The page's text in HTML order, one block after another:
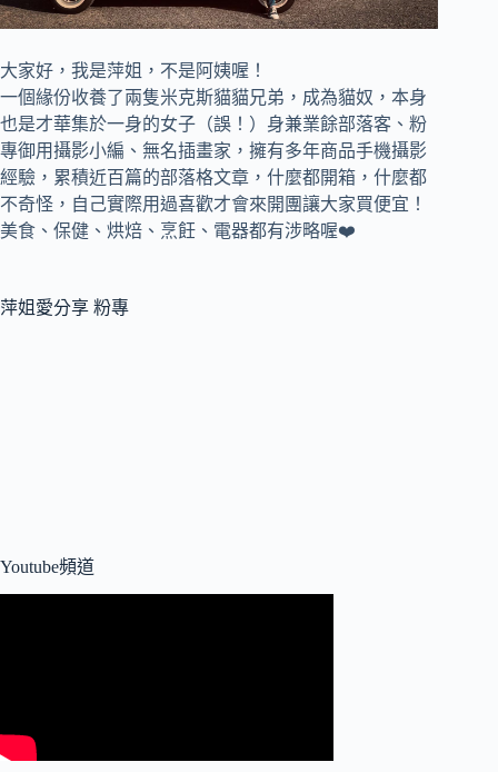
大家好，我是萍姐，不是阿姨喔！
一個緣份收養了兩隻米克斯貓貓兄弟，成為貓奴， 本身
也是才華集於一身的女子（誤！）身兼業餘部落客、 粉
專御用攝影小編、 無名插畫家， 擁有多年商品手機攝影
經驗，累積近百篇的部落格文章， 什麼都開箱，什麼都
不奇怪，自己實際用過喜歡才會來開團讓大家買便宜！
美食、保健、烘焙、烹飪、電器都有涉略喔❤️
萍姐愛分享 粉專
Youtube頻道